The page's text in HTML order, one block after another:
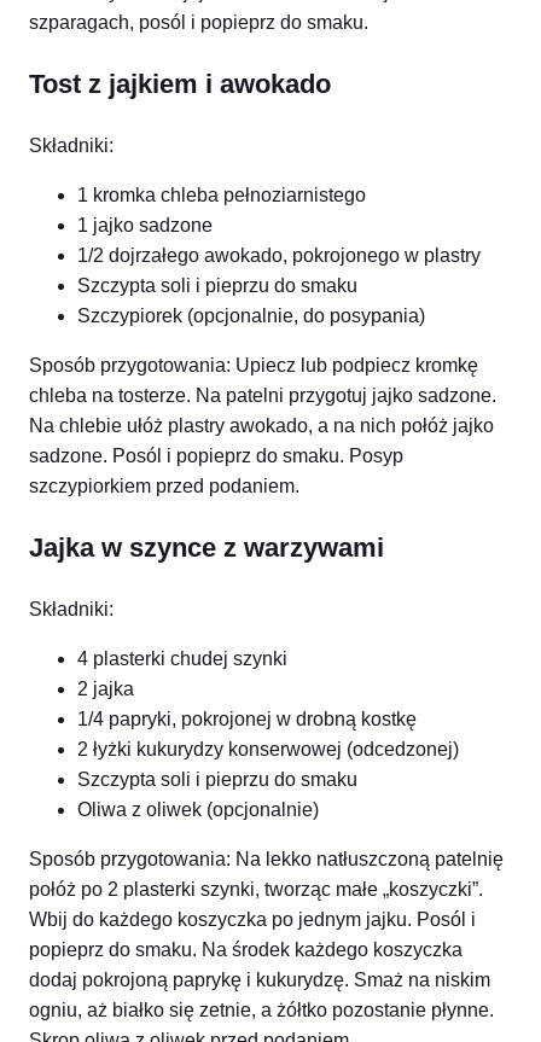
szparagach, posól i popieprz do smaku.
Tost z jajkiem i awokado
Składniki:
1 kromka chleba pełnoziarnistego
1 jajko sadzone
1/2 dojrzałego awokado, pokrojonego w plastry
Szczypta soli i pieprzu do smaku
Szczypiorek (opcjonalnie, do posypania)
Sposób przygotowania: Upiecz lub podpiecz kromkę
chleba na tosterze. Na patelni przygotuj jajko sadzone.
Na chlebie ułóż plastry awokado, a na nich połóż jajko
sadzone. Posól i popieprz do smaku. Posyp
szczypiorkiem przed podaniem.
Jajka w szynce z warzywami
Składniki:
4 plasterki chudej szynki
2 jajka
1/4 papryki, pokrojonej w drobną kostkę
2 łyżki kukurydzy konserwowej (odcedzonej)
Szczypta soli i pieprzu do smaku
Oliwa z oliwek (opcjonalnie)
Sposób przygotowania: Na lekko natłuszczoną patelnię
połóż po 2 plasterki szynki, tworząc małe „koszyczki”.
Wbij do każdego koszyczka po jednym jajku. Posól i
popieprz do smaku. Na środek każdego koszyczka
dodaj pokrojoną paprykę i kukurydzę. Smaż na niskim
ogniu, aż białko się zetnie, a żółtko pozostanie płynne.